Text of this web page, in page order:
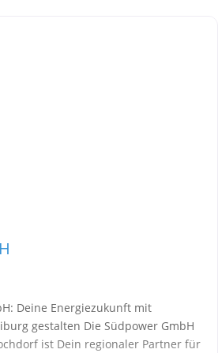
Deine Energiezukunft mit
gestalten Die Südpower GmbH
ist Dein regionaler Partner für